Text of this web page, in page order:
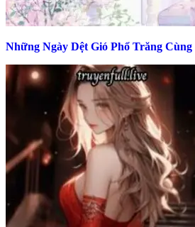
Những Ngày Dệt Gió Phổ Trăng Cùng